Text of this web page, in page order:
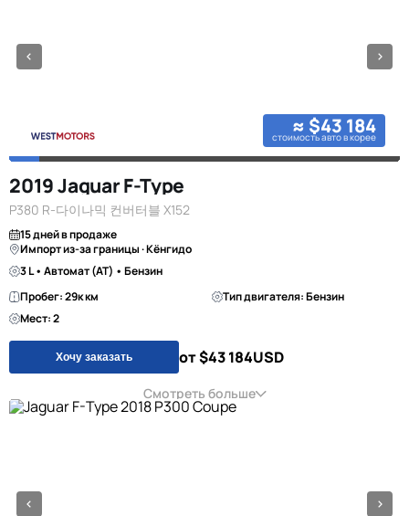
≈ $43 184
стоимость авто в корее
2019 Jaguar F-Type
P380 R-다이나믹 컨버터블 X152
15 дней в продаже
Импорт из-за границы · Кёнгидо
3 L • Автомат (AT) • Бензин
Пробег: 29к км
Тип двигателя: Бензин
Мест: 2
Хочу заказать от $43 184USD
Смотреть больше